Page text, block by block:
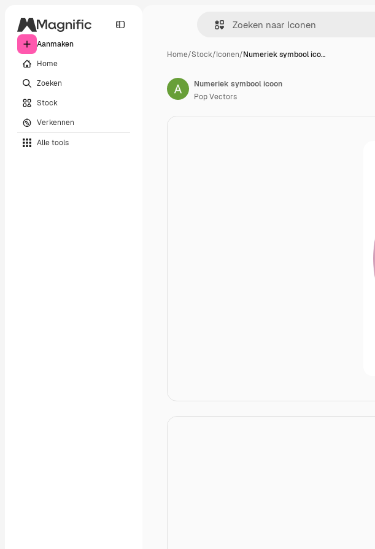
Aanmaken
Home
Zoeken
Stock
Verkennen
Alle tools
Home/Stock/Iconen/Numeriek symbool ico…
Numeriek symbool icoon
Pop Vectors